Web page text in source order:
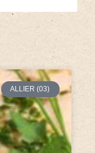
ALLIER (03)